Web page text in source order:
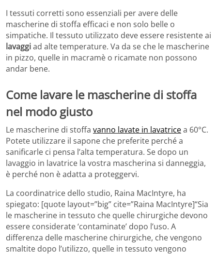
I tessuti corretti sono essenziali per avere delle
mascherine di stoffa efficaci e non solo belle o
simpatiche. Il tessuto utilizzato deve essere resistente ai
lavaggiad alte temperature. Va da se che le mascherine
in pizzo, quelle in macramè o ricamate non possono
andar bene.
Come lavare le mascherine di stoffa
nel modo giusto
Le mascherine di stoffa vanno lavate in lavatricea 60°C.
Potete utilizzare il sapone che preferite perché a
sanificarle ci pensa l’alta temperatura. Se dopo un
lavaggio in lavatrice la vostra mascherina si danneggia,
è perché non è adatta a proteggervi.
La coordinatrice dello studio, Raina MacIntyre, ha
spiegato: [quote layout=”big” cite=”Raina MacIntyre]“Sia
le mascherine in tessuto che quelle chirurgiche devono
essere considerate ‘contaminate’ dopo l’uso. A
differenza delle mascherine chirurgiche, che vengono
smaltite dopo l’utilizzo, quelle in tessuto vengono